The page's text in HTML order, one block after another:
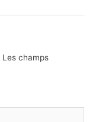
Les champs